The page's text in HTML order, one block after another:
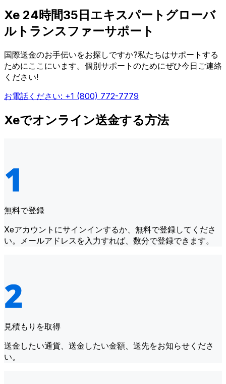
Xe 24時間35日エキスパートグローバ
ルトランスファーサポート
国際送金のお手伝いをお探しですか?私たちはサポートする
ためにここにいます。個別サポートのためにぜひ今日ご連絡
ください!
お電話ください: +1 (800) 772-7779
Xeでオンライン送金する方法
無料で登録
Xeアカウントにサインインするか、無料で登録してくださ
い。メールアドレスを入力すれば、数分で登録できます。
見積もりを取得
送金したい通貨、送金したい金額、送先をお知らせくださ
い。